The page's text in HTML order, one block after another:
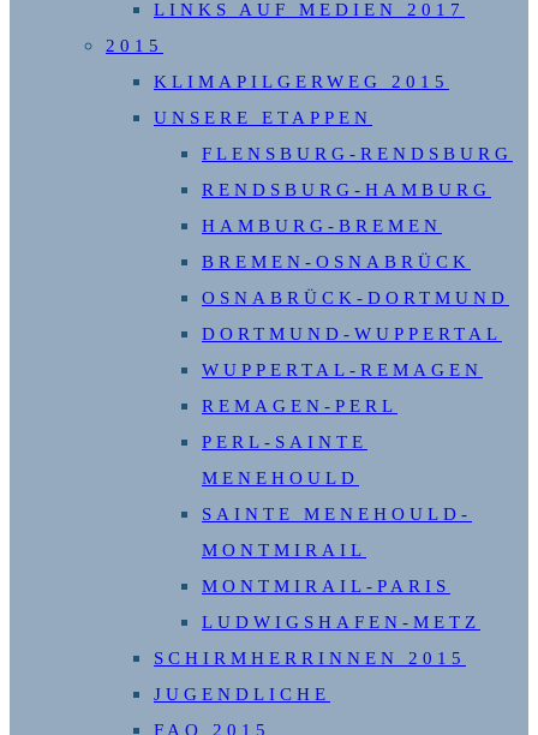
LINKS AUF MEDIEN 2017
2015
KLIMAPILGERWEG 2015
UNSERE ETAPPEN
FLENSBURG-RENDSBURG
RENDSBURG-HAMBURG
HAMBURG-BREMEN
BREMEN-OSNABRÜCK
OSNABRÜCK-DORTMUND
DORTMUND-WUPPERTAL
WUPPERTAL-REMAGEN
REMAGEN-PERL
PERL-SAINTE
MENEHOULD
SAINTE MENEHOULD-
MONTMIRAIL
MONTMIRAIL-PARIS
LUDWIGSHAFEN-METZ
SCHIRMHERRINNEN 2015
JUGENDLICHE
FAQ 2015